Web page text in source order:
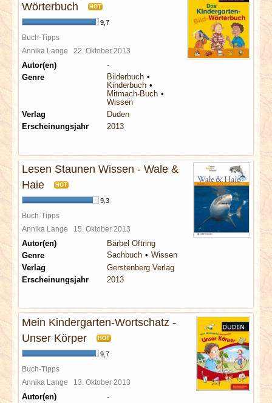
SPECIALS
REDAKTION
LINKS
Wörterbuch
HOT
9,7
Buch-Tipps
Annika Lange 22. Oktober 2013
Autor(en)
-
Genre
Bilderbuch
Kinderbuch
Mitmach-Buch
Wissen
Verlag
Duden
Erscheinungsjahr
2013
Lesen Staunen Wissen - Wale &
Haie
HOT
9,3
Buch-Tipps
Annika Lange 15. Oktober 2013
Autor(en)
Bärbel Oftring
Genre
Sachbuch
Wissen
Verlag
Gerstenberg Verlag
Erscheinungsjahr
2013
Mein Kindergarten-Wortschatz -
Unser Körper
HOT
9,7
Buch-Tipps
Annika Lange 13. Oktober 2013
Autor(en)
-